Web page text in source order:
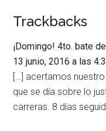
Trackbacks
¡Domingo! 4to. bate
13 junio, 2016 a las
[…] acertamos
que se día sobre lo
carreras. 8 días